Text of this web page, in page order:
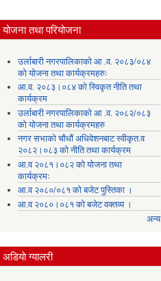
योजना तथा परियोजना
उर्लाबारी नगरपालिकाको आ .व. २०८३/०८४
को योजना तथा कार्यक्रमहरुः
आ.व. २०८३।०८४ को स्विकृत नीति तथा
कार्यक्रम
उर्लाबारी नगरपालिकाको आ .व. २०८२/०८३
को योजना तथा कार्यक्रमहरु
नगर सभाको चौधौं अधिवेशनबाट स्वीकृत.व
२०८२।०८३ को नीति तथा कार्यक्रम
आ.व २०८१।०८२ को योजना तथा
कार्यक्रमः
आ.व २०८०/०८१ को बजेट पुस्तिका ।
आ.व २०८०।०८१ को बजेट वक्तव्य ।
अन्य
अडियाे ग्यालरी